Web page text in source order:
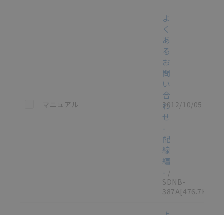
この資料を選択
マニュアル
よ
く
あ
る
お
問
い
合
わ
せ
-
配
線
編
- /
SDNB-
387A[476.7KB]
2012/10/05